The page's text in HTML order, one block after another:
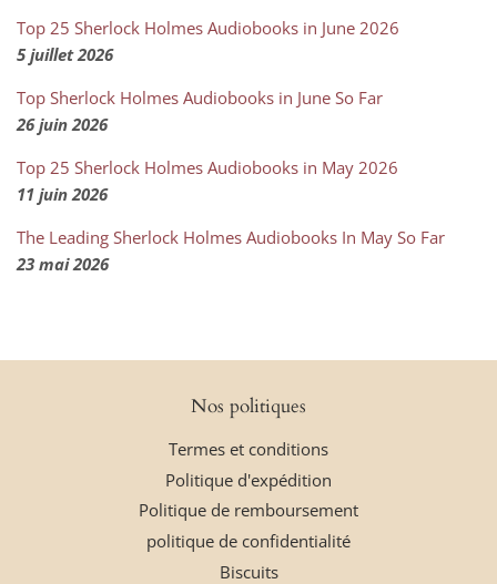
Top 25 Sherlock Holmes Audiobooks in June 2026
5 juillet 2026
Top Sherlock Holmes Audiobooks in June So Far
26 juin 2026
Top 25 Sherlock Holmes Audiobooks in May 2026
11 juin 2026
The Leading Sherlock Holmes Audiobooks In May So Far
23 mai 2026
Nos politiques
Termes et conditions
Politique d'expédition
Politique de remboursement
politique de confidentialité
Biscuits